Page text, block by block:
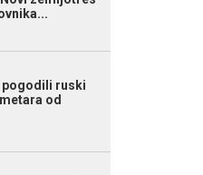
pogodili ruski
od